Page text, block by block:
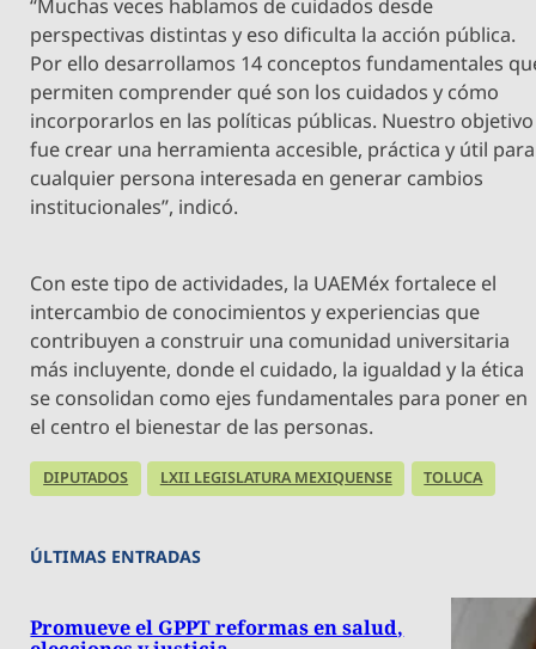
“Muchas veces hablamos de cuidados desde
perspectivas distintas y eso dificulta la acción pública.
Por ello desarrollamos 14 conceptos fundamentales
permiten comprender qué son los cuidados y cómo
incorporarlos en las políticas públicas. Nuestro objetivo
fue crear una herramienta accesible, práctica y útil para
cualquier persona interesada en generar cambios
institucionales”, indicó.
Con este tipo de actividades, la UAEMéx fortalece el
intercambio de conocimientos y experiencias que
contribuyen a construir una comunidad universitaria
más incluyente, donde el cuidado, la igualdad y la ética
se consolidan como ejes fundamentales para poner en
el centro el bienestar de las personas.
DIPUTADOS LXII LEGISLATURA MEXIQUENSE TOLUCA
ÚLTIMAS ENTRADAS
Promueve el GPPT reformas en salud,